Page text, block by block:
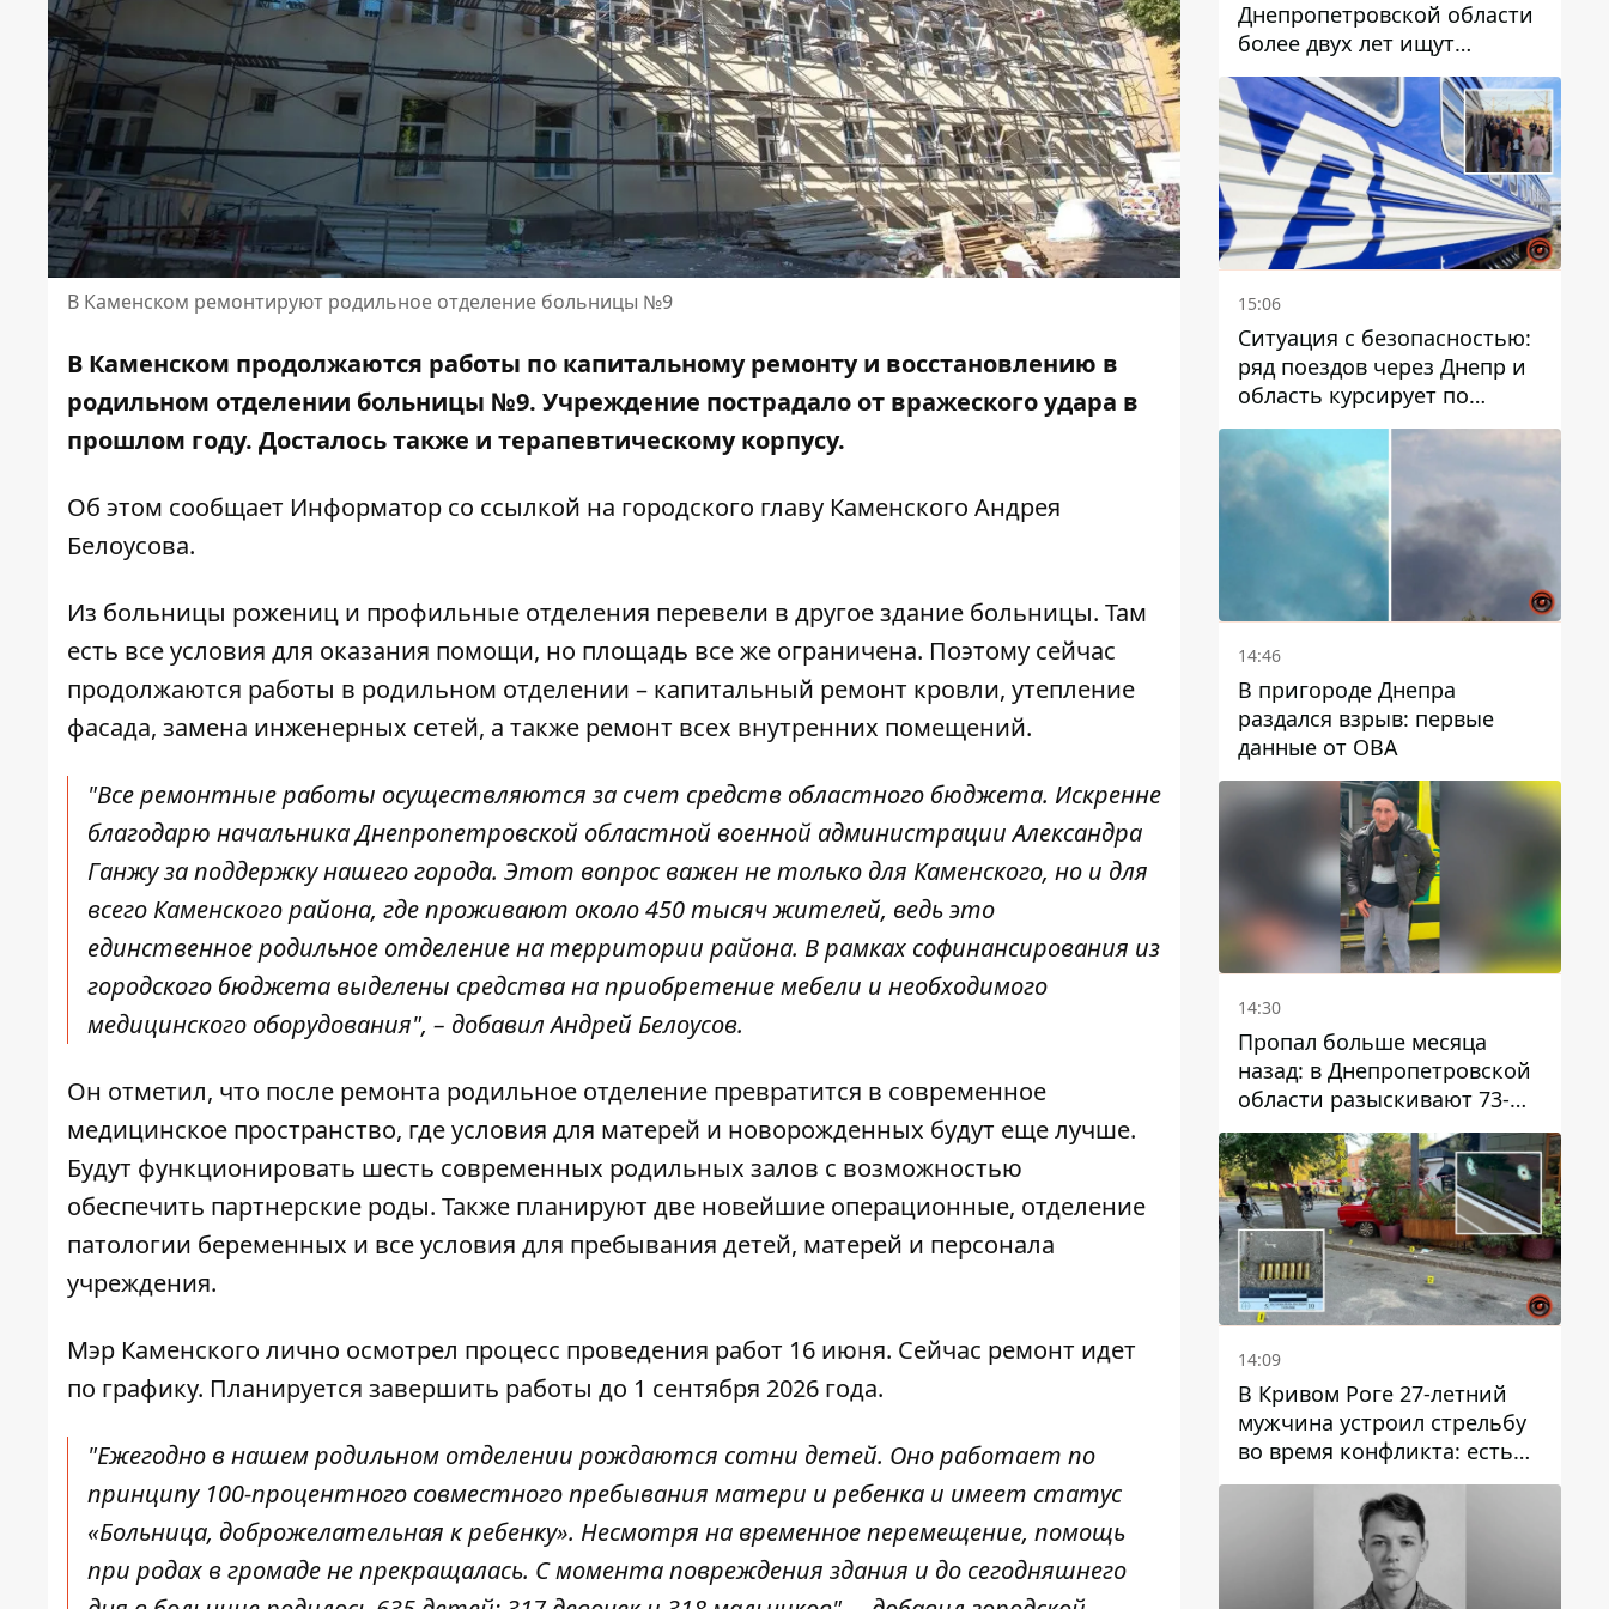
В Каменском ремонтируют родильное отделение больницы №9
В Каменском продолжаются работы по капитальному ремонту и восстановлению в
родильном отделении больницы №9. Учреждение пострадало от вражеского удара в
прошлом году. Досталось также и терапевтическому корпусу.
Об этом сообщает Информатор со ссылкой на городского главу Каменского Андрея
Белоусова.
Из больницы рожениц и профильные отделения перевели в другое здание больницы. Там
есть все условия для оказания помощи, но площадь все же ограничена. Поэтому сейчас
продолжаются работы в родильном отделении – капитальный ремонт кровли, утепление
фасада, замена инженерных сетей, а также ремонт всех внутренних помещений.
"Все ремонтные работы осуществляются за счет средств областного бюджета. Искренне
благодарю начальника Днепропетровской областной военной администрации Александра
Ганжу за поддержку нашего города. Этот вопрос важен не только для Каменского, но и для
всего Каменского района, где проживают около 450 тысяч жителей, ведь это
единственное родильное отделение на территории района. В рамках софинансирования из
городского бюджета выделены средства на приобретение мебели и необходимого
медицинского оборудования", – добавил Андрей Белоусов.
Он отметил, что после ремонта родильное отделение превратится в современное
медицинское пространство, где условия для матерей и новорожденных будут еще лучше.
Будут функционировать шесть современных родильных залов с возможностью
обеспечить партнерские роды. Также планируют две новейшие операционные, отделение
патологии беременных и все условия для пребывания детей, матерей и персонала
учреждения.
Мэр Каменского лично осмотрел процесс проведения работ 16 июня. Сейчас ремонт идет
по графику. Планируется завершить работы до 1 сентября 2026 года.
"Ежегодно в нашем родильном отделении рождаются сотни детей. Оно работает по
принципу 100-процентного совместного пребывания матери и ребенка и имеет статус
«Больница, доброжелательная к ребенку». Несмотря на временное перемещение, помощь
при родах в громаде не прекращалась. С момента повреждения здания и до сегодняшнего
Днепропетровской области
более двух лет ищут
пропавшую женщину
15:06
Ситуация с безопасностью:
ряд поездов через Днепр и
область курсирует по
измененному маршруту, а
часть пути заменили
автобусами и электричками
14:46
В пригороде Днепра
раздался взрыв: первые
данные от ОВА
14:30
Пропал больше месяца
назад: в Днепропетровской
области разыскивают 73-
летнего мужчину
14:09
В Кривом Роге 27-летний
мужчина устроил стрельбу
во время конфликта: есть
раненый